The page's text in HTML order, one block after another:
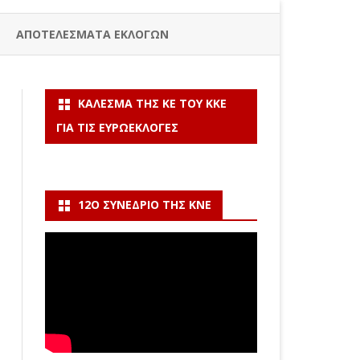
ΑΠΟΤΕΛΕΣΜΑΤΑ ΕΚΛΟΓΩΝ
ΚΆΛΕΣΜΑ ΤΗΣ ΚΕ ΤΟΥ ΚΚΕ
ΓΙΑ ΤΙΣ ΕΥΡΩΕΚΛΟΓΈΣ
12Ο ΣΥΝΈΔΡΙΟ ΤΗΣ ΚΝΕ